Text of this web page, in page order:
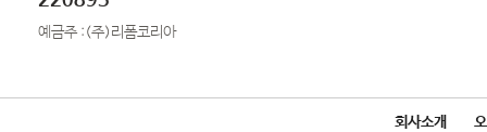
예금주 :(주)리폼코리아
회사소개